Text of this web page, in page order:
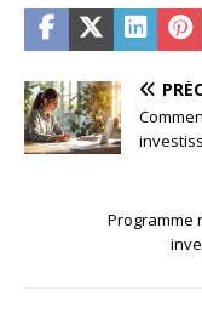
Programme